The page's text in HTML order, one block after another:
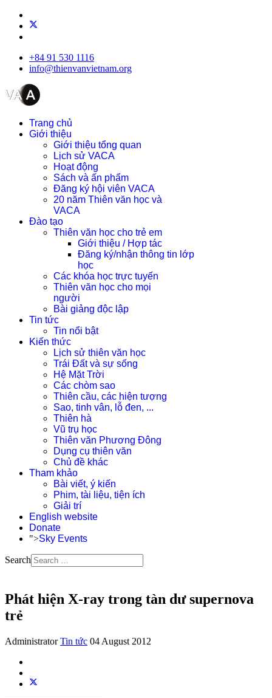
+84 91 530 1116
info@thienvanvietnam.org
Trang chủ
Giới thiệu
Giới thiệu tổng quan
Lịch sử VACA
Hoạt động
Sách và ấn phẩm
Đăng ký hội viên VACA
20 năm Thiên văn học và
VACA
Đào tạo
Thiên văn học cho trẻ em
Giới thiệu / Hợp tác
Đăng ký/nhận thông tin lớp
học
Các khóa học trực tuyến
Thiên văn học cho mọi
người
Bài giảng độc lập
Tin tức
Tin nổi bật
Kiến thức
Lịch sử thiên văn học
Trái Đất và sự sống
Hệ Mặt Trời
Các chòm sao
Thiên cầu, các hiện tượng
Sao, tinh vân, lỗ đen, ...
Thiên hà
Vũ trụ học
Thiên văn Phương Đông
Dụng cụ thiên văn
Chủ đề khác
Tham khảo
Bài viết, ý kiến
Phim, tài liệu, tiện ích
Giải trí
English website
Donate
">Sky Events
Search
Phát hiện X-ray trong tàn dư supernova
trẻ
Administrator Tin tức 04 August 2012